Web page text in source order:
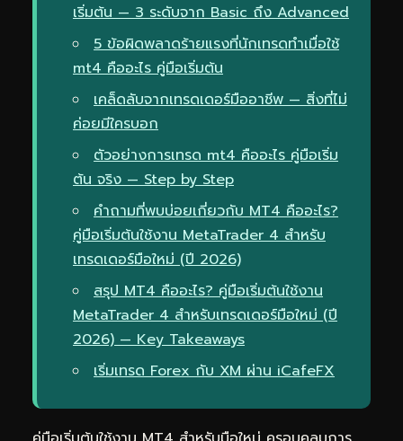
เริ่มต้น — 3 ระดับจาก Basic ถึง Advanced
5 ข้อผิดพลาดร้ายแรงที่นักเทรดทำเมื่อใช้
mt4 คืออะไร คู่มือเริ่มต้น
เคล็ดลับจากเทรดเดอร์มืออาชีพ — สิ่งที่ไม่
ค่อยมีใครบอก
ตัวอย่างการเทรด mt4 คืออะไร คู่มือเริ่ม
ต้น จริง — Step by Step
คำถามที่พบบ่อยเกี่ยวกับ MT4 คืออะไร?
คู่มือเริ่มต้นใช้งาน MetaTrader 4 สำหรับ
เทรดเดอร์มือใหม่ (ปี 2026)
สรุป MT4 คืออะไร? คู่มือเริ่มต้นใช้งาน
MetaTrader 4 สำหรับเทรดเดอร์มือใหม่ (ปี
2026) — Key Takeaways
เริ่มเทรด Forex กับ XM ผ่าน iCafeFX